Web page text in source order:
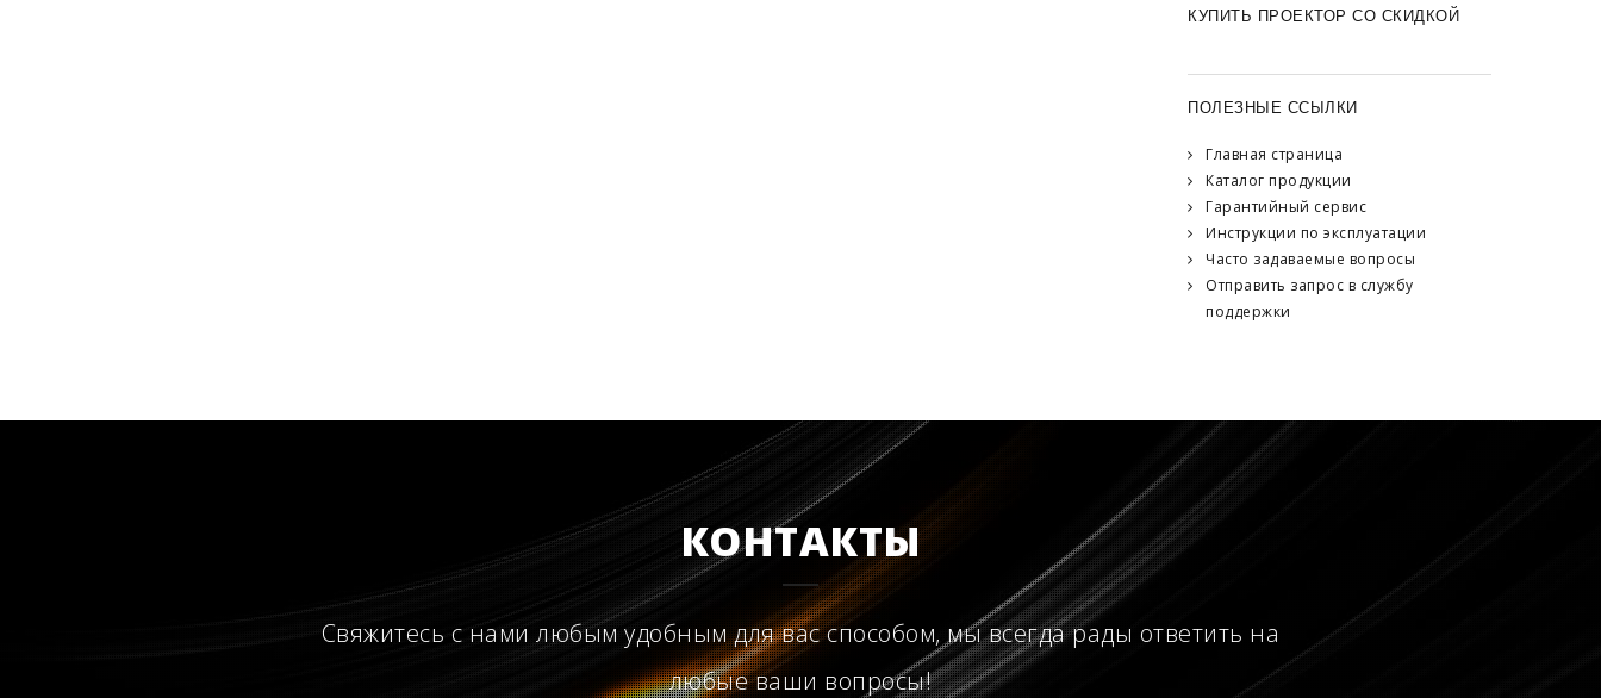
КУПИТЬ ПРОЕКТОР СО СКИДКОЙ
ПОЛЕЗНЫЕ ССЫЛКИ
Главная страница
Каталог продукции
Гарантийный сервис
Инструкции по эксплуатации
Часто задаваемые вопросы
Отправить запрос в службу
поддержки
КОНТАКТЫ
Свяжитесь с нами любым удобным для вас способом, мы всегда рады ответить на
любые ваши вопросы!